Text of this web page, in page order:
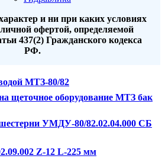
и ни при каких условиях
офертой, определяемой
437(2) Гражданского кодекса
РФ.
МТЗ-80/82
щеточное оборудование МТЗ бак
УМДУ-80/82.02.04.000 СБ
Z-12 L-225 мм